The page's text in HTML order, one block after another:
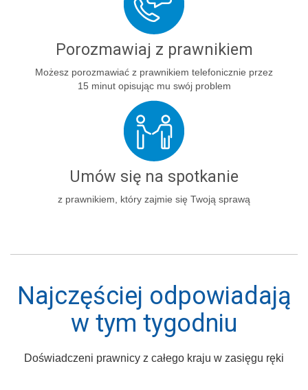
Porozmawiaj z prawnikiem
Możesz porozmawiać z prawnikiem telefonicznie przez
15 minut opisując mu swój problem
Umów się na spotkanie
z prawnikiem, który zajmie się Twoją sprawą
Najczęściej odpowiadają
w tym tygodniu
Doświadczeni prawnicy z całego kraju w zasięgu ręki